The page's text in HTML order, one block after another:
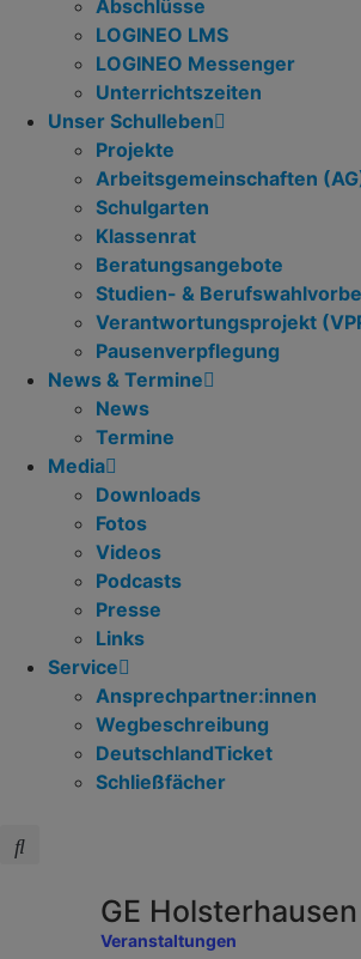
Abschlüsse
LOGINEO LMS
LOGINEO Messenger
Unterrichtszeiten
Unser Schulleben
Projekte
Arbeitsgemeinschaften
Schulgarten
Klassenrat
Beratungsangebote
Studien- &
Verantwortungsprojekt
Pausenverpflegung
News & Termine
News
Termine
Media
Downloads
Fotos
Videos
Podcasts
Presse
Links
Service
Ansprechpartner:innen
Wegbeschreibung
DeutschlandTicket
Schließfächer
GE
Veranstaltungen